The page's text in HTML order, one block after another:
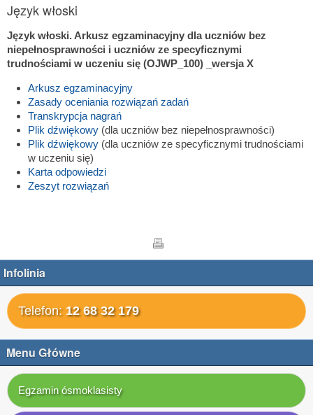
Język włoski
Język włoski. Arkusz egzaminacyjny dla uczniów bez
niepełnosprawności i uczniów ze specyficznymi
trudnościami w uczeniu się (OJWP_100) _wersja X
Arkusz egzaminacyjny
Zasady oceniania rozwiązań zadań
Transkrypcja nagrań
Plik dźwiękowy (dla uczniów bez niepełnosprawności)
Plik dźwiękowy (dla uczniów ze specyficznymi trudnościami
w uczeniu się)
Karta odpowiedzi
Zeszyt rozwiązań
Infolinia
Telefon: 12 68 32 179
Menu Główne
Egzamin ósmoklasisty